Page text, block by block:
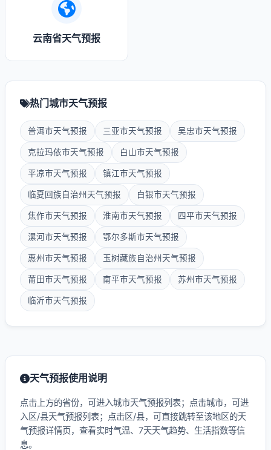
云南省天气预报
热门城市天气预报
普洱市天气预报 三亚市天气预报 吴忠市天气预报
克拉玛依市天气预报 白山市天气预报
平凉市天气预报 镇江市天气预报
临夏回族自治州天气预报 白银市天气预报
焦作市天气预报 淮南市天气预报 四平市天气预报
漯河市天气预报 鄂尔多斯市天气预报
惠州市天气预报 玉树藏族自治州天气预报
莆田市天气预报 南平市天气预报 苏州市天气预报
临沂市天气预报
天气预报使用说明
点击上方的省份，可进入城市天气预报列表；点击城市，可进
入区/县天气预报列表；点击区/县，可直接跳转至该地区的天
气预报详情页，查看实时气温、7天天气趋势、生活指数等信
息。